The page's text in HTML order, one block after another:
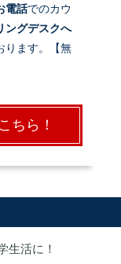
電話でのカウ
ングデスクへ
ります。【無
ちら！
生活に！